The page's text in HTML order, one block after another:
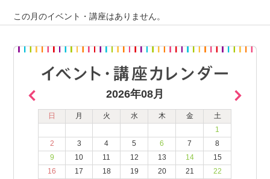
この月のイベント・講座はありません。
2026年08月
日 月 火 水 木 金
土
1
2
3 4 5 6 7
8
9
10 11 12 13 14
15
16
17 18 19 20 21
22